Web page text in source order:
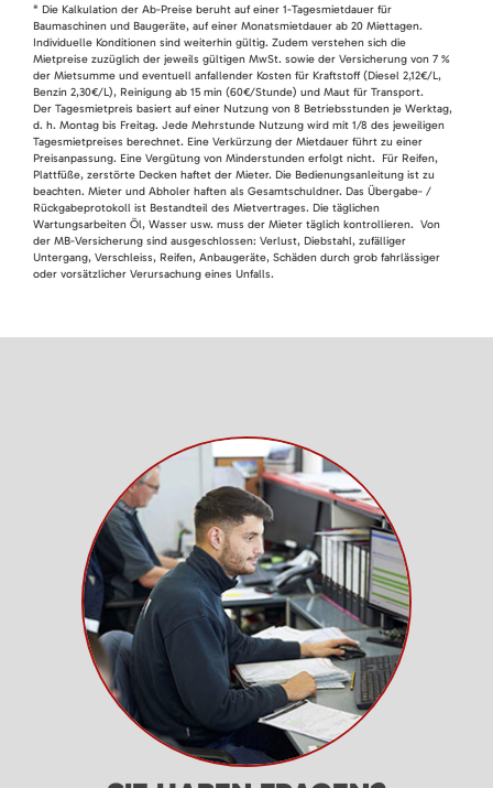
* Die Kalkulation der Ab-Preise beruht auf einer 1-Tagesmietdauer für
Baumaschinen und Baugeräte, auf einer Monatsmietdauer ab 20 Miettagen.
Individuelle Konditionen sind weiterhin gültig. Zudem verstehen sich die
Mietpreise zuzüglich der jeweils gültigen MwSt. sowie der Versicherung von 7 %
der Mietsumme und eventuell anfallender Kosten für Kraftstoff (Diesel 2,12€/L,
Benzin 2,30€/L), Reinigung ab 15 min (60€/Stunde) und Maut für Transport.
Der Tagesmietpreis basiert auf einer Nutzung von 8 Betriebsstunden je Werktag,
d. h. Montag bis Freitag. Jede Mehrstunde Nutzung wird mit 1/8 des jeweiligen
Tagesmietpreises berechnet. Eine Verkürzung der Mietdauer führt zu einer
Preisanpassung. Eine Vergütung von Minderstunden erfolgt nicht. Für Reifen,
Plattfüße, zerstörte Decken haftet der Mieter. Die Bedienungsanleitung ist zu
beachten. Mieter und Abholer haften als Gesamtschuldner. Das Übergabe- /
Rückgabeprotokoll ist Bestandteil des Mietvertrages. Die täglichen
Wartungsarbeiten Öl, Wasser usw. muss der Mieter täglich kontrollieren. Von
der MB-Versicherung sind ausgeschlossen: Verlust, Diebstahl, zufälliger
Untergang, Verschleiss, Reifen, Anbaugeräte, Schäden durch grob fahrlässiger
oder vorsätzlicher Verursachung eines Unfalls.